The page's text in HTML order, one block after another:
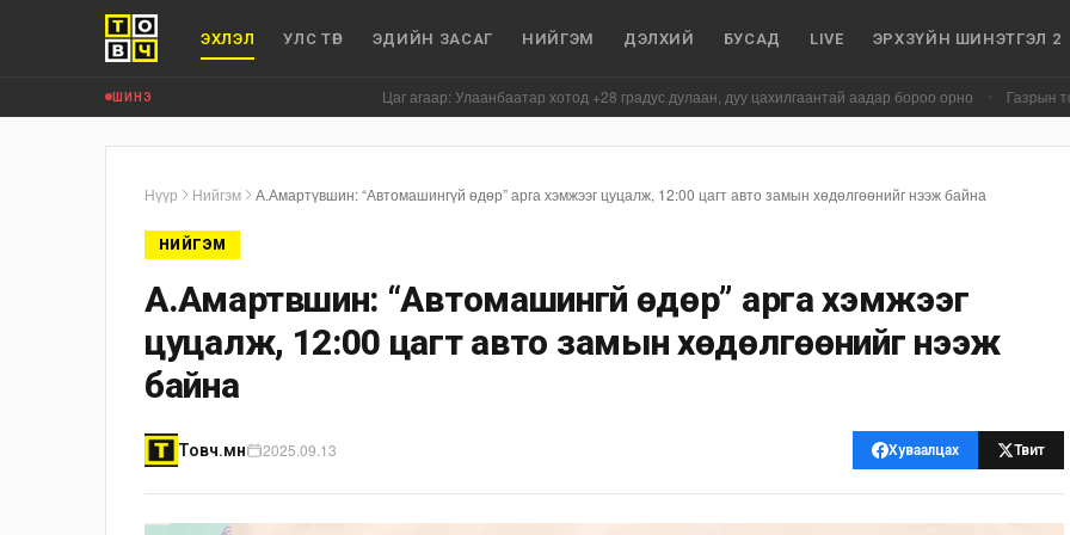
ЭХЛЭЛ УЛС ТӨР ЭДИЙН ЗАСАГ НИЙГЭМ ДЭЛХИЙ БУСАД LIVE ЭРХЗҮЙН ШИНЭТГЭЛ 2
ШИНЭ Цаг агаар: Улаанбаатар хотод +28 градус дулаан, дуу цахилгаантай аадар бороо орно • Газрын тосны
Нүүр Нийгэм А.Амартүвшин: “Автомашингүй өдөр” арга хэмжээг цуцалж, 12:00 цагт авто замын хөдөлгөөнийг нээж байна
НИЙГЭМ
А.Амартүвшин: “Автомашингүй өдөр” арга хэмжээг
цуцалж, 12:00 цагт авто замын хөдөлгөөнийг нээж
байна
Товч.мн 2025.09.13 Хуваалцах Твит